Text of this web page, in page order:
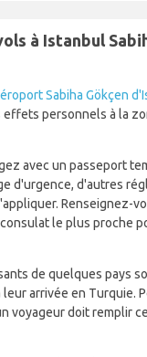
à Istanbul
Sabiha Gökçen
effets personnels à la
avec un passeport
d'urgence, d'autres
Renseignez-
le plus proche
de quelques pays
leur arrivée en Turquie.
voyageur doit remplir